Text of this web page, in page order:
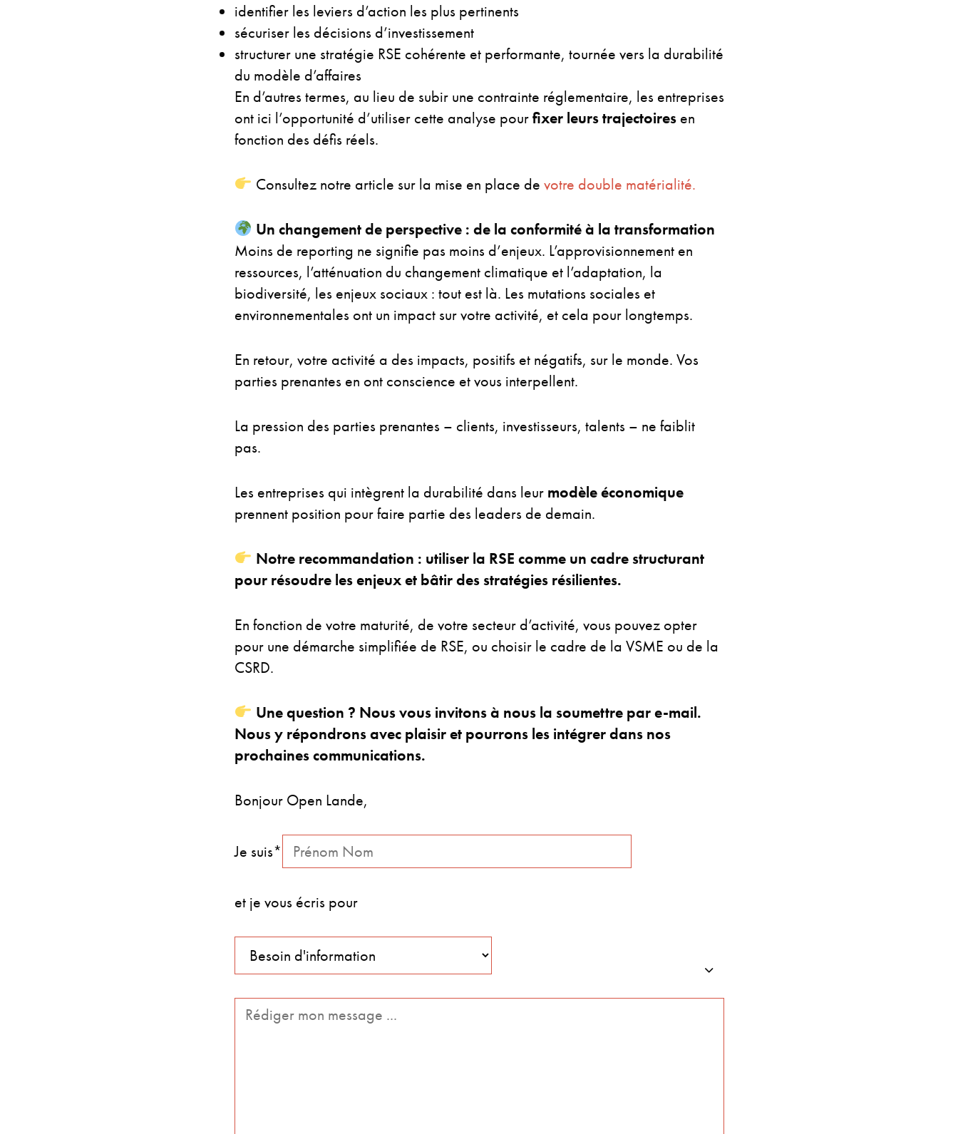
identifier les leviers d’action les plus pertinents
sécuriser les décisions d’investissement
structurer une stratégie RSE cohérente et performante, tournée vers la durabilité
du modèle d’affaires
En d’autres termes, au lieu de subir une contrainte réglementaire, les entreprises
ont ici l’opportunité d’utiliser cette analyse pourfixer leurs trajectoiresen
fonction des défis réels.
Consultez notre article sur la mise en place de votre double matérialité.
Un changement de perspective : de la conformité à la transformation
Moins de reporting ne signifie pas moins d’enjeux. L’approvisionnement en
ressources, l’atténuation du changement climatique et l’adaptation, la
biodiversité, les enjeux sociaux : tout est là. Les mutations sociales et
environnementales ont un impact sur votre activité, et cela pour longtemps.
En retour, votre activité a des impacts, positifs et négatifs, sur le monde. Vos
parties prenantes en ont conscience et vous interpellent.
La pression des parties prenantes – clients, investisseurs, talents – ne faiblit
pas.
Les entreprises qui intègrent la durabilité dans leur modèle économique
prennent position pour faire partie des leaders de demain.
Notre recommandation : utiliser la RSE comme un cadre structurant
pour résoudre les enjeux et bâtir des stratégies résilientes.
En fonction de votre maturité, de votre secteur d’activité, vous pouvez opter
pour une démarche simplifiée de RSE, ou choisir le cadre de la VSME ou de la
CSRD.
Une question ? Nous vous invitons à nous la soumettre par e-mail.
Nous y répondrons avec plaisir et pourrons les intégrer dans nos
prochaines communications.
Bonjour Open Lande,
Je suis*
et je vous écris pour